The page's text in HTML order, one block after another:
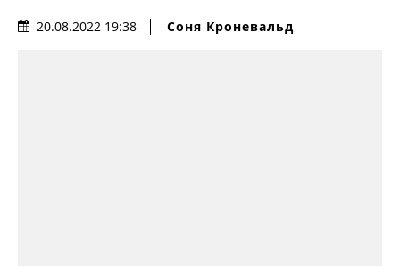
20.08.2022 19:38 Соня Кроневальд